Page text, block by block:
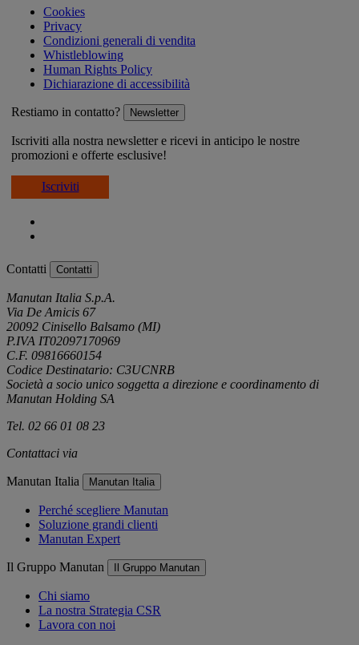
Cookies
Privacy
Condizioni generali di vendita
Whistleblowing
Human Rights Policy
Dichiarazione di accessibilità
Restiamo in contatto? Newsletter
Iscriviti alla nostra newsletter e ricevi in anticipo le nostre
promozioni e offerte esclusive!
Iscriviti
Contatti Contatti
Manutan Italia S.p.A.
Via De Amicis 67
20092 Cinisello Balsamo (MI)
P.IVA IT02097170969
C.F. 09816660154
Codice Destinatario: C3UCNRB
Società a socio unico soggetta a direzione e coordinamento di
Manutan Holding SA
Tel. 02 66 01 08 23
Contattaci via
Manutan Italia Manutan Italia
Perché scegliere Manutan
Soluzione grandi clienti
Manutan Expert
Il Gruppo Manutan Il Gruppo Manutan
Chi siamo
La nostra Strategia CSR
Lavora con noi